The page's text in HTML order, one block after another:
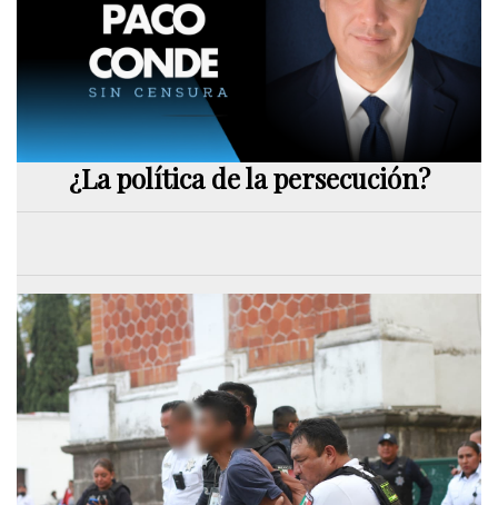
¿La política de la persecución?